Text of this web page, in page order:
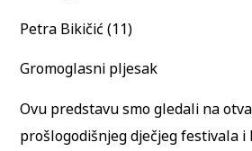
Petra Bikičić (11)
Gromoglasni pljesak
Ovu predstavu smo gledali na
prošlogodišnjeg dječjeg festivala i